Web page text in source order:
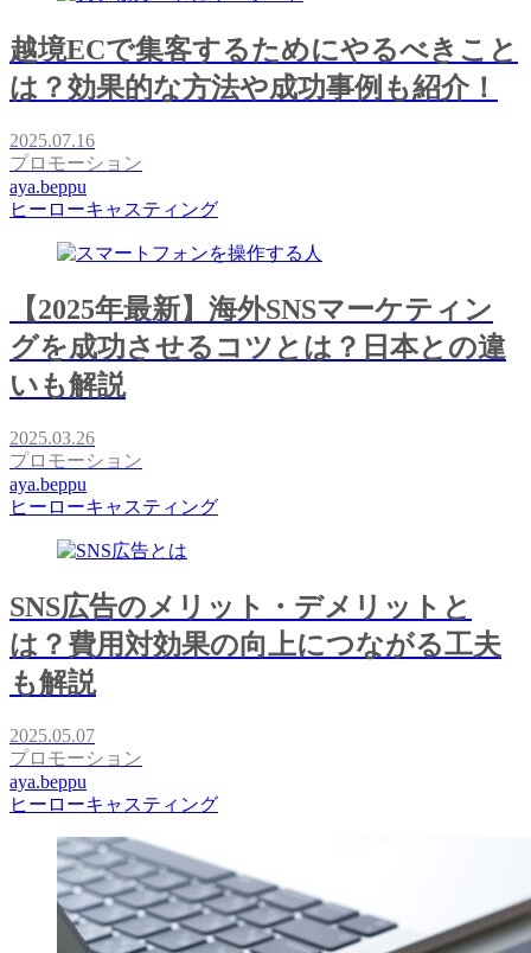
越境ECで集客するためにやるべきこと
は？効果的な方法や成功事例も紹介！
2025.07.16
プロモーション
aya.beppu
ヒーローキャスティング
【2025年最新】海外SNSマーケティン
グを成功させるコツとは？日本との違
いも解説
2025.03.26
プロモーション
aya.beppu
ヒーローキャスティング
SNS広告のメリット・デメリットと
は？費用対効果の向上につながる工夫
も解説
2025.05.07
プロモーション
aya.beppu
ヒーローキャスティング